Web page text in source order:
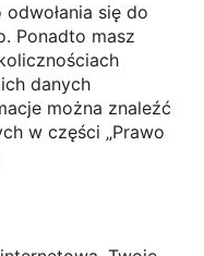
się do
Ponadto masz
danych
można znaleźć
w części „Prawo